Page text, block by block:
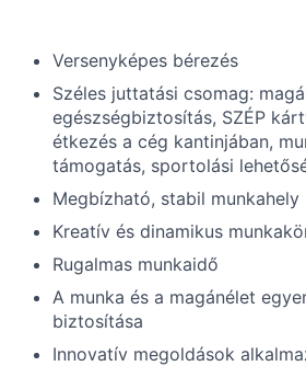
Versenyképes bérezés
Széles juttatási csomag:
egészségbiztosítás, SZÉP
étkezés a cég kantinjában,
támogatás, sportolási
Megbízható, stabil munkahely
Kreatív és dinamikus
Rugalmas munkaidő
A munka és a magánélet
biztosítása
Innovatív megoldások